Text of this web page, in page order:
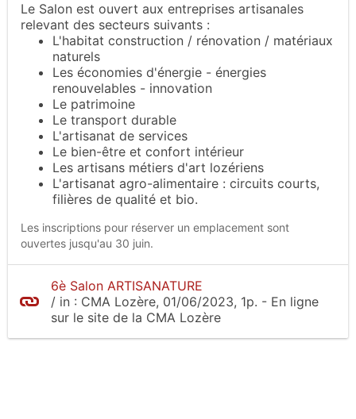
Le Salon est ouvert aux entreprises artisanales
relevant des secteurs suivants :
L'habitat construction / rénovation / matériaux
naturels
Les économies d'énergie - énergies
renouvelables - innovation
Le patrimoine
Le transport durable
L'artisanat de services
Le bien-être et confort intérieur
Les artisans métiers d'art lozériens
L'artisanat agro-alimentaire : circuits courts,
filières de qualité et bio.
Les inscriptions pour réserver un emplacement sont
ouvertes jusqu'au 30 juin.
6è Salon ARTISANATURE
/ in : CMA Lozère, 01/06/2023, 1p. - En ligne
sur le site de la CMA Lozère